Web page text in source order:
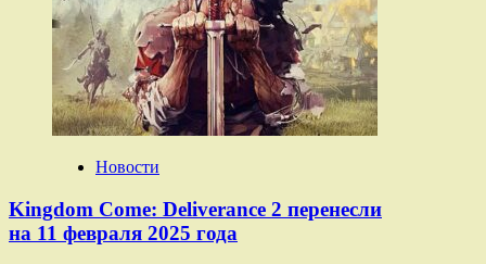
Новости
Kingdom Come: Deliverance 2 перенесли
на 11 февраля 2025 года